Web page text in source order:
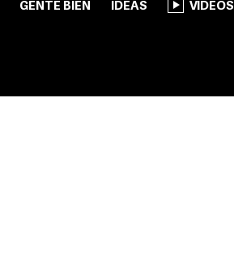
GENTE BIEN IDEAS VIDEOS